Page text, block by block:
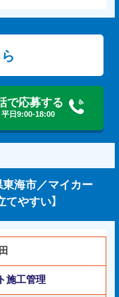
で応募する
日9:00-18:00
東海市／マイカー
やすい】
施工管理